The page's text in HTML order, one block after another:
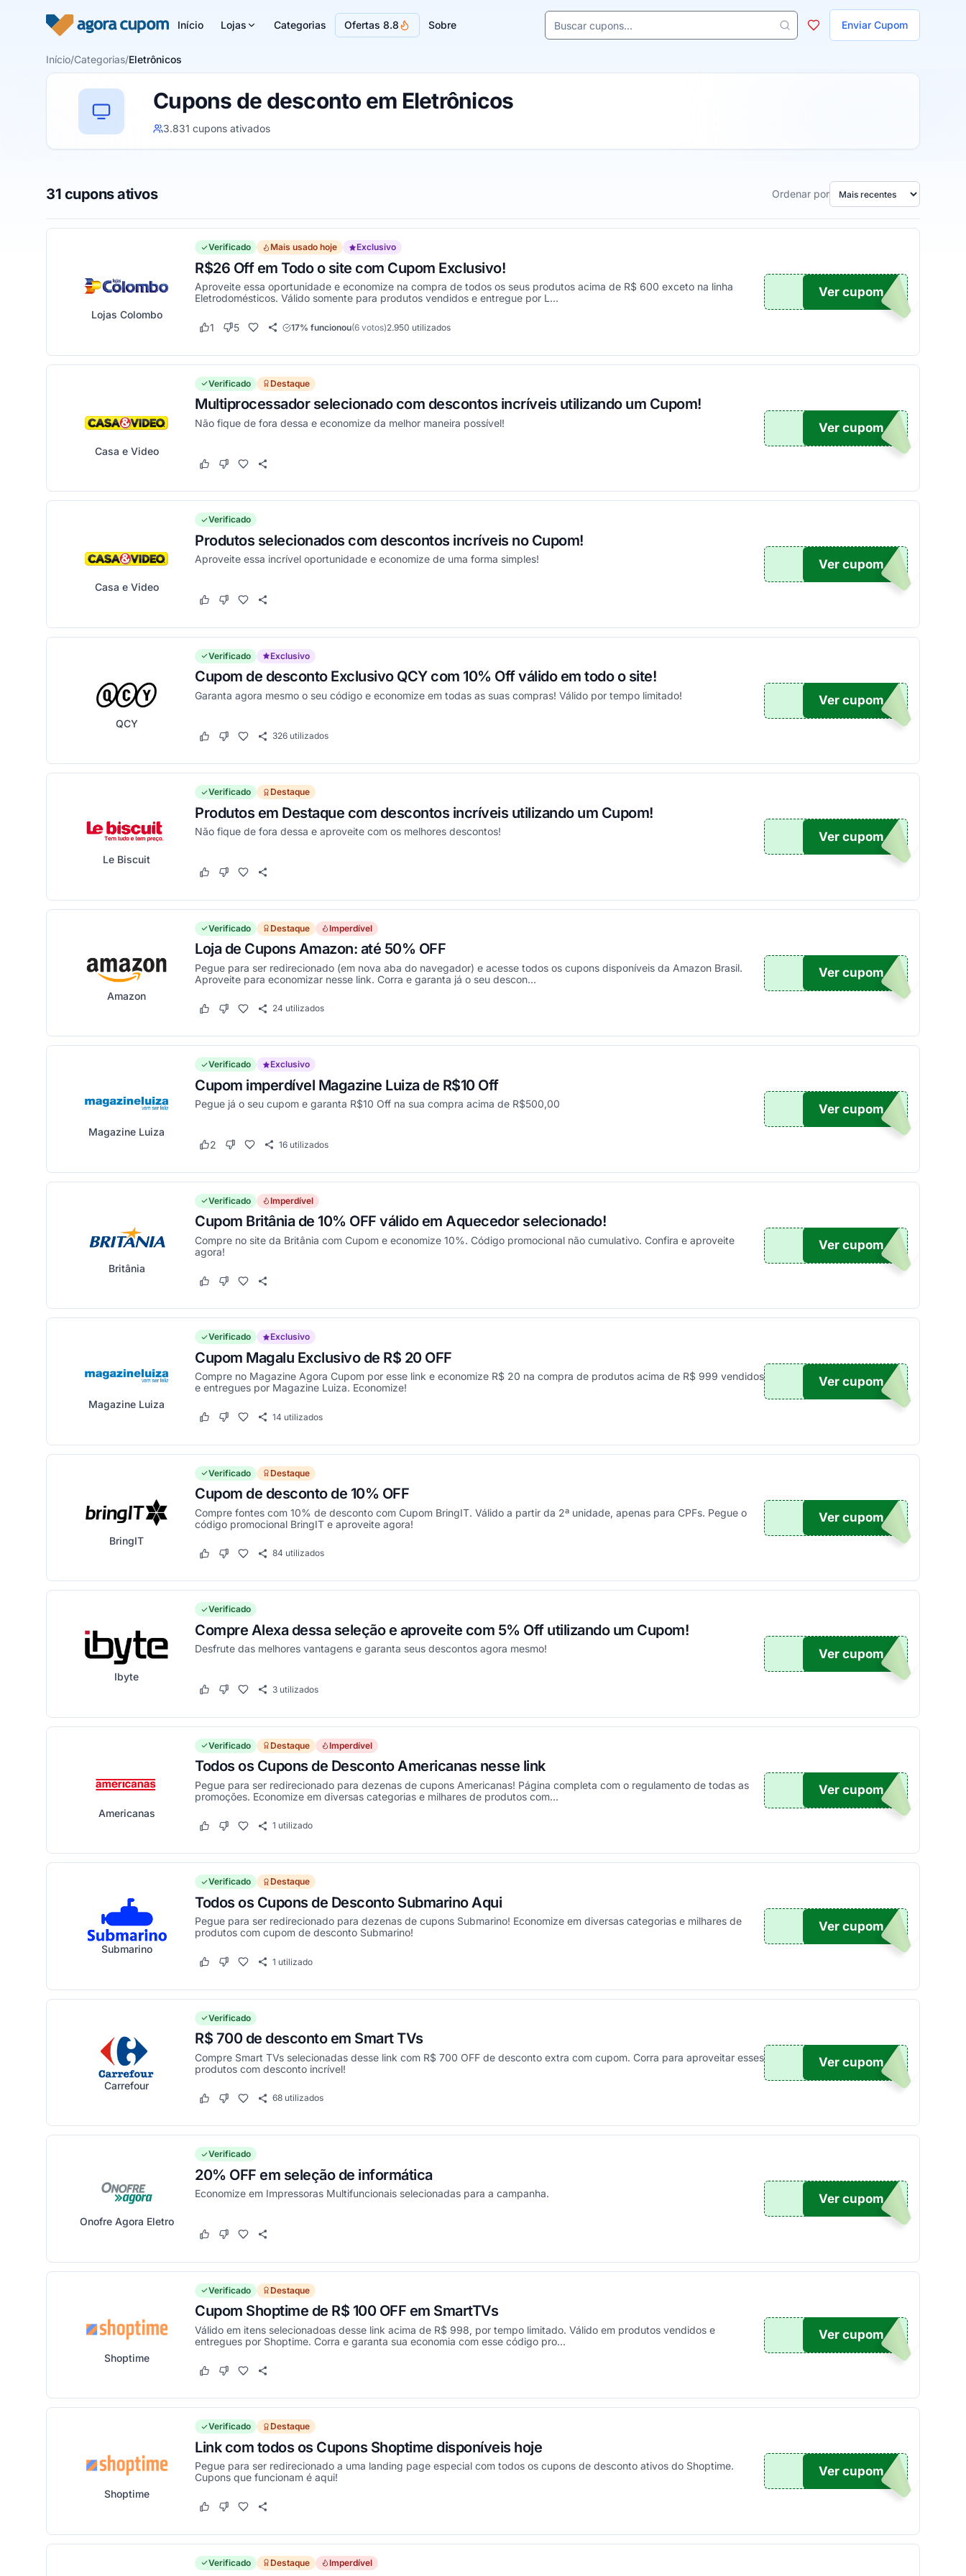
Início Lojas Categorias Ofertas 8.8 Sobre Enviar Cupom
Buscar cupons e lojas
Início/Categorias/Eletrônicos
Cupons de desconto em Eletrônicos
3.831 cupons ativados
31 cupons ativos Ordenar por
Lojas Colombo
Verificado Mais usado hoje Exclusivo
R$26 Off em Todo o site com Cupom Exclusivo!
Aproveite essa oportunidade e economize na compra de todos os seus produtos acima de R$ 600 exceto na linha
Eletrodomésticos. Válido somente para produtos vendidos e entregue por L...
Este cupom funcionou
1 Este cupom não funcionou
5 17% funcionou(6 votos)2.950 utilizados
UPOM
Ver cupom
Casa e Video
Verificado Destaque
Multiprocessador selecionado com descontos incríveis utilizando um Cupom!
Não fique de fora dessa e economize da melhor maneira possível!
Este cupom funcionou
Este cupom não funcionou
O40
Ver cupom
Casa e Video
Verificado
Produtos selecionados com descontos incríveis no Cupom!
Aproveite essa incrível oportunidade e economize de uma forma simples!
Este cupom funcionou
Este cupom não funcionou
A30
Ver cupom
QCY
Verificado Exclusivo
Cupom de desconto Exclusivo QCY com 10% Off válido em todo o site!
Garanta agora mesmo o seu código e economize em todas as suas compras! Válido por tempo limitado!
Este cupom funcionou
Este cupom não funcionou
326 utilizados
UPOM
Ver cupom
Le Biscuit
Verificado Destaque
Produtos em Destaque com descontos incríveis utilizando um Cupom!
Não fique de fora dessa e aproveite com os melhores descontos!
Este cupom funcionou
Este cupom não funcionou
OFF
Ver cupom
Amazon
Verificado Destaque Imperdível
Loja de Cupons Amazon: até 50% OFF
Pegue para ser redirecionado (em nova aba do navegador) e acesse todos os cupons disponíveis da Amazon Brasil.
Aproveite para economizar nesse link. Corra e garanta já o seu descon...
Este cupom funcionou
Este cupom não funcionou
24 utilizados
TICO
Ver cupom
Magazine Luiza
Verificado Exclusivo
Cupom imperdível Magazine Luiza de R$10 Off
Pegue já o seu cupom e garanta R$10 Off na sua compra acima de R$500,00
Este cupom funcionou
2 Este cupom não funcionou
16 utilizados
UPOM
Ver cupom
Britânia
Verificado Imperdível
Cupom Britânia de 10% OFF válido em Aquecedor selecionado!
Compre no site da Britânia com Cupom e economize 10%. Código promocional não cumulativo. Confira e aproveite
agora!
Este cupom funcionou
Este cupom não funcionou
10
Ver cupom
Magazine Luiza
Verificado Exclusivo
Cupom Magalu Exclusivo de R$ 20 OFF
Compre no Magazine Agora Cupom por esse link e economize R$ 20 na compra de produtos acima de R$ 999 vendidos
e entregues por Magazine Luiza. Economize!
Este cupom funcionou
Este cupom não funcionou
14 utilizados
UPOM
Ver cupom
BringIT
Verificado Destaque
Cupom de desconto de 10% OFF
Compre fontes com 10% de desconto com Cupom BringIT. Válido a partir da 2ª unidade, apenas para CPFs. Pegue o
código promocional BringIT e aproveite agora!
Este cupom funcionou
Este cupom não funcionou
84 utilizados
10
Ver cupom
Ibyte
Verificado
Compre Alexa dessa seleção e aproveite com 5% Off utilizando um Cupom!
Desfrute das melhores vantagens e garanta seus descontos agora mesmo!
Este cupom funcionou
Este cupom não funcionou
3 utilizados
GUEI
Ver cupom
Americanas
Verificado Destaque Imperdível
Todos os Cupons de Desconto Americanas nesse link
Pegue para ser redirecionado para dezenas de cupons Americanas! Página completa com o regulamento de todas as
promoções. Economize em diversas categorias e milhares de produtos com...
Este cupom funcionou
Este cupom não funcionou
1 utilizado
TICO
Ver cupom
Submarino
Verificado Destaque
Todos os Cupons de Desconto Submarino Aqui
Pegue para ser redirecionado para dezenas de cupons Submarino! Economize em diversas categorias e milhares de
produtos com cupom de desconto Submarino!
Este cupom funcionou
Este cupom não funcionou
1 utilizado
TICO
Ver cupom
Carrefour
Verificado
R$ 700 de desconto em Smart TVs
Compre Smart TVs selecionadas desse link com R$ 700 OFF de desconto extra com cupom. Corra para aproveitar esses
produtos com desconto incrível!
Este cupom funcionou
Este cupom não funcionou
68 utilizados
00
Ver cupom
Onofre Agora Eletro
Verificado
20% OFF em seleção de informática
Economize em Impressoras Multifuncionais selecionadas para a campanha.
Este cupom funcionou
Este cupom não funcionou
20
Ver cupom
Shoptime
Verificado Destaque
Cupom Shoptime de R$ 100 OFF em SmartTVs
Válido em itens selecionadoas desse link acima de R$ 998, por tempo limitado. Válido em produtos vendidos e
entregues por Shoptime. Corra e garanta sua economia com esse código pro...
Este cupom funcionou
Este cupom não funcionou
00
Ver cupom
Shoptime
Verificado Destaque
Link com todos os Cupons Shoptime disponíveis hoje
Pegue para ser redirecionado a uma landing page especial com todos os cupons de desconto ativos do Shoptime.
Cupons que funcionam é aqui!
Este cupom funcionou
Este cupom não funcionou
TICO
Ver cupom
Verificado Destaque Imperdível